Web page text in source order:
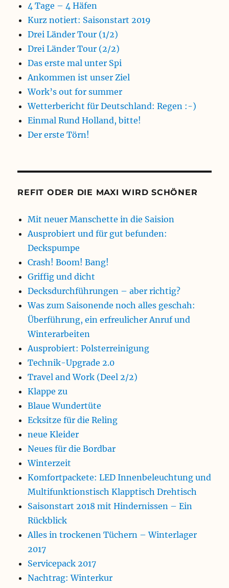
4 Tage – 4 Häfen
Kurz notiert: Saisonstart 2019
Drei Länder Tour (1/2)
Drei Länder Tour (2/2)
Das erste mal unter Spi
Ankommen ist unser Ziel
Work’s out for summer
Wetterbericht für Deutschland: Regen :-)
Einmal Rund Holland, bitte!
Der erste Törn!
REFIT ODER DIE MAXI WIRD SCHÖNER
Mit neuer Manschette in die Saision
Ausprobiert und für gut befunden:
Deckspumpe
Crash! Boom! Bang!
Griffig und dicht
Decksdurchführungen – aber richtig?
Was zum Saisonende noch alles geschah:
Überführung, ein erfreulicher Anruf und
Winterarbeiten
Ausprobiert: Polsterreinigung
Technik-Upgrade 2.0
Travel and Work (Deel 2/2)
Klappe zu
Blaue Wundertüte
Ecksitze für die Reling
neue Kleider
Neues für die Bordbar
Winterzeit
Komfortpackete: LED Innenbeleuchtung und
Multifunktionstisch Klapptisch Drehtisch
Saisonstart 2018 mit Hindernissen – Ein
Rückblick
Alles in trockenen Tüchern – Winterlager
2017
Servicepack 2017
Nachtrag: Winterkur